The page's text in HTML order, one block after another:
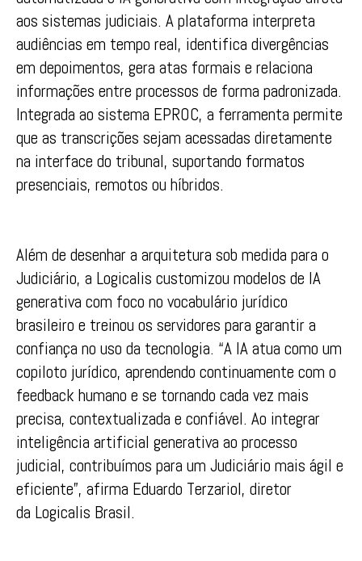
aos sistemas judiciais. A plataforma interpreta
audiências em tempo real, identifica divergências
em depoimentos, gera atas formais e relaciona
informações entre processos de forma padronizada.
Integrada ao sistema EPROC, a ferramenta permite
que as transcrições sejam acessadas diretamente
na interface do tribunal, suportando formatos
presenciais, remotos ou híbridos.
Além de desenhar a arquitetura sob medida para o
Judiciário, a Logicalis customizou modelos de IA
generativa com foco no vocabulário jurídico
brasileiro e treinou os servidores para garantir a
confiança no uso da tecnologia. “A IA atua como um
copiloto jurídico, aprendendo continuamente com o
feedback humano e se tornando cada vez mais
precisa, contextualizada e confiável. Ao integrar
inteligência artificial generativa ao processo
judicial, contribuímos para um Judiciário mais ágil e
eficiente”, afirma Eduardo Terzariol, diretor
da Logicalis Brasil.